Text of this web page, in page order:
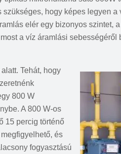
hogy képes legyen
elér egy bizonyos szintet,
a víz áramlási sebességéről
Tehát, hogy
800 W
A 800 W-os
15 percig történő
és
fogyasztású